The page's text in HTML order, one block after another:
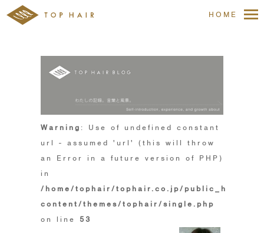
HOME
Warning : Use of undefined constant
url - assumed 'url' (this will throw
an Error in a future version of PHP)
in
/home/tophair/tophair.co.jp/public_html/
content/themes/tophair/single.php
on line 53